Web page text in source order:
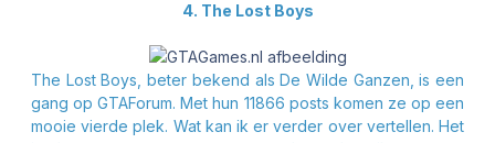
4. The Lost Boys
The Lost Boys, beter bekend als De Wilde Ganzen, is een
gang op GTAForum. Met hun 11866 posts komen ze op een
mooie vierde plek. Wat kan ik er verder over vertellen. Het